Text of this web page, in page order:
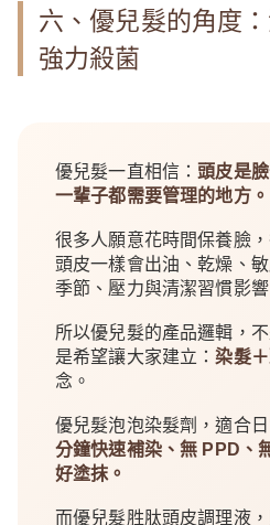
六、優兒髮的角度
強力殺菌
優兒髮一直相信：頭皮是
一輩子都需要管理的地方。
很多人願意花時間保養臉
頭皮一樣會出油、乾燥、
季節、壓力與清潔習慣影響
所以優兒髮的產品邏輯，
是希望讓大家建立：染髮
念。
優兒髮泡泡染髮劑，適合
分鐘快速補染、無 PPD、
好塗抹。
而優兒髮胜肽頭皮調理液